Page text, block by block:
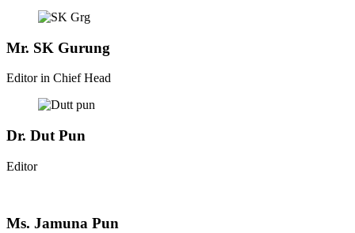
Mr. SK Gurung
Editor in Chief Head
Dr. Dut Pun
Editor
Ms. Jamuna Pun